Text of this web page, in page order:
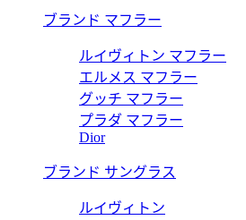
ブランド マフラー
ルイヴィトン マフラー
エルメス マフラー
グッチ マフラー
プラダ マフラー
Dior
ブランド サングラス
ルイヴィトン